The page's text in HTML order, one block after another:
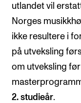
utlandet vil
Norges
ikke resultere i
på utveksling
om utveksling
2. studieår.